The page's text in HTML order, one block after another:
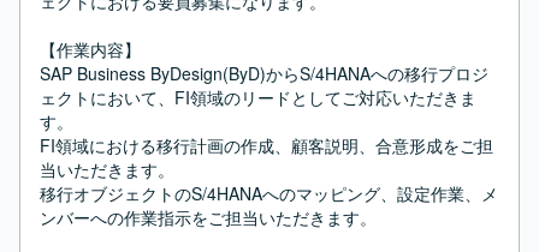
【作業内容】
SAP Business ByDesign(ByD)からS/4HANAへの移行プロジ
ェクトにおいて、FI領域のリードとしてご対応いただきま
す。
FI領域における移行計画の作成、顧客説明、合意形成をご担
当いただきます。
移行オブジェクトのS/4HANAへのマッピング、設定作業、メ
ンバーへの作業指示をご担当いただきます。